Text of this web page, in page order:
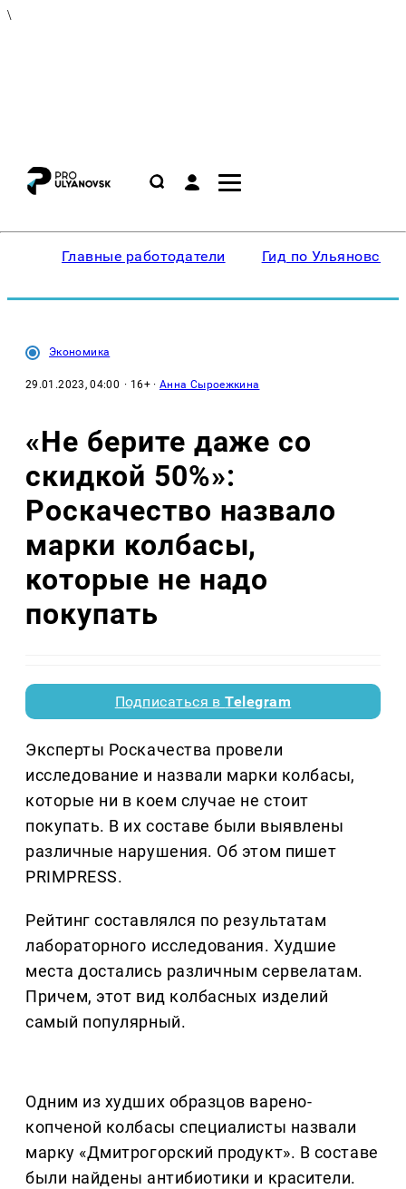
\
Главные работодатели Гид по Ульяновску
Экономика
29.01.2023, 04:00 · 16+ ·Анна Сыроежкина
«Не берите даже со
скидкой 50%»:
Роскачество назвало
марки колбасы,
которые не надо
покупать
Подписаться вTelegram
Эксперты Роскачества провели
исследование и назвали марки колбасы,
которые ни в коем случае не стоит
покупать. В их составе были выявлены
различные нарушения. Об этом пишет
PRIMPRESS.
Рейтинг составлялся по результатам
лабораторного исследования. Худшие
места достались различным сервелатам.
Причем, этот вид колбасных изделий
самый популярный.
Одним из худших образцов варено-
копченой колбасы специалисты назвали
марку «Дмитрогорский продукт». В составе
были найдены антибиотики и красители.